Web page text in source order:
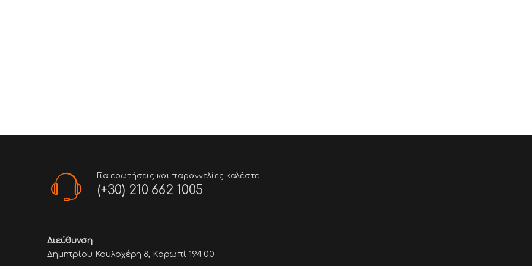
Για ερωτήσεις και παραγγελίες καλέστε
(+30) 210 662 1005
Διεύθυνση
Δημητρίου Κουλοχέρη 8, Κορωπί 194 00